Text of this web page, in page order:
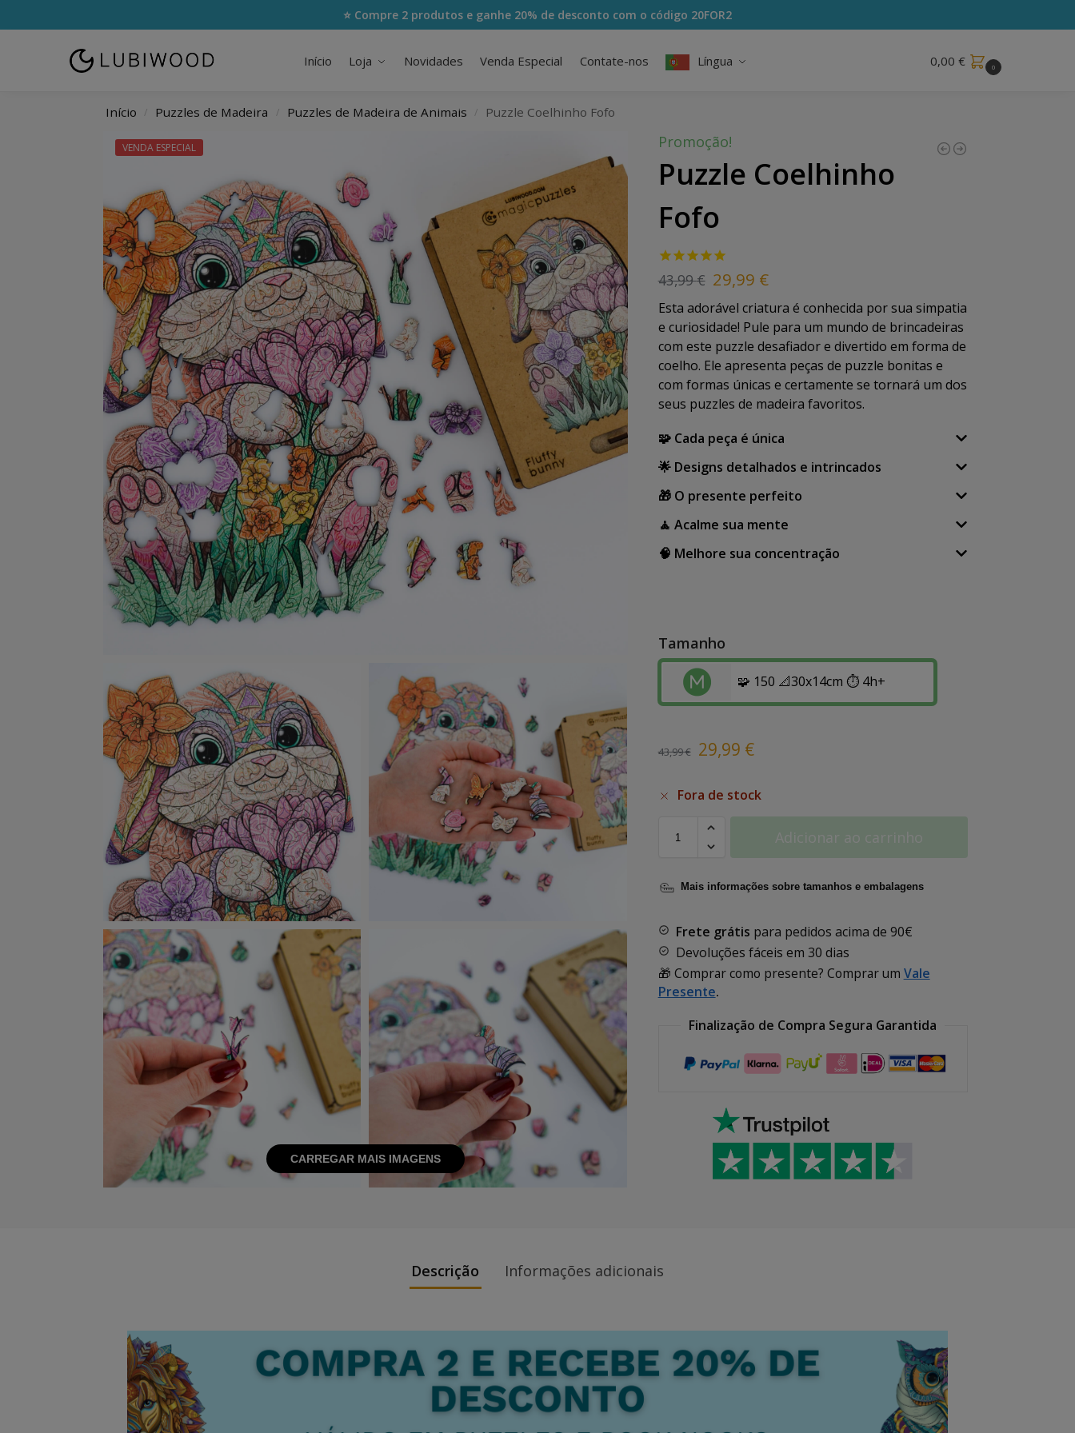
⭐ Compre 2 produtos e ganhe 20% de desconto com o código 20FOR2
Início Loja Novidades Venda Especial Contate-nos Língua 0,00 € 0
Início / Puzzles de Madeira / Puzzles de Madeira de Animais / Puzzle Coelhinho Fofo
VENDA ESPECIAL
CARREGAR MAIS IMAGENS
Promoção!
Puzzle Coelhinho
Fofo
43,99€ 29,99 €
Esta adorável criatura é conhecida por sua simpatia
e curiosidade! Pule para um mundo de brincadeiras
com este puzzle desafiador e divertido em forma de
coelho. Ele apresenta peças de puzzle bonitas e
com formas únicas e certamente se tornará um dos
seus puzzles de madeira favoritos.
🧩 Cada peça é única
🌟 Designs detalhados e intrincados
🎁 O presente perfeito
🧘 Acalme sua mente
🧠 Melhore sua concentração
Tamanho
🧩 150 📐30x14cm ⏱️ 4h+
43,99€ 29,99 €
Fora de stock
Mais informações sobre tamanhos e embalagens
Frete grátis para pedidos acima de 90€
Devoluções fáceis em 30 dias
🎁 Comprar como presente? Comprar um Vale
Presente.
Finalização de Compra Segura Garantida
Descrição Informações adicionais